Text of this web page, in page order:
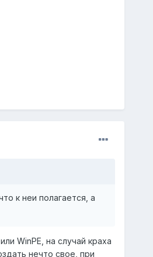
к неи полагается, а
WinPE, на случай краха
нечто свое, при